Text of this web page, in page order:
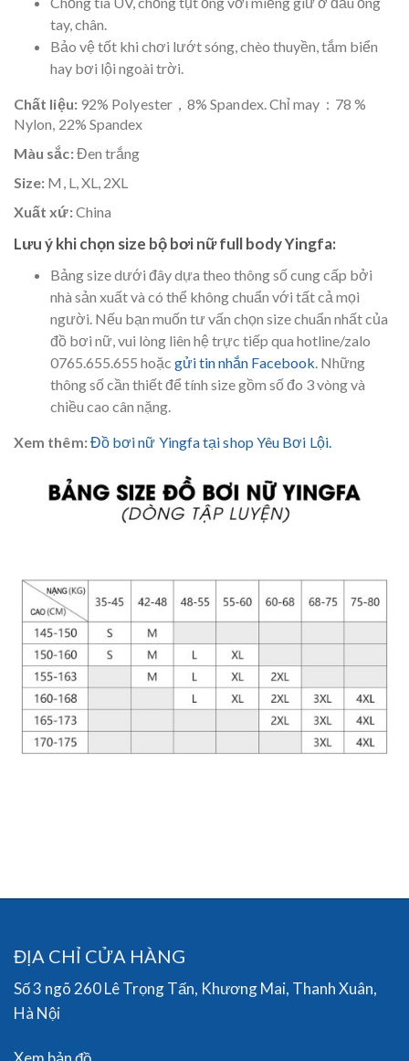
tay, chân.
Bảo vệ tốt khi chơi lướt sóng, chèo thuyền, tắm biển
hay bơi lội ngoài trời.
Chất liệu:92% Polyester，8% Spandex. Chỉ may：78 %
Nylon, 22% Spandex
Màu sắc:Đen trắng
Size: M, L, XL, 2XL
Xuất xứ:China
Lưu ý khi chọn size bộ bơi nữ full body Yingfa:
Bảng size dưới đây dựa theo thông số cung cấp bởi
nhà sản xuất và có thể không chuẩn với tất cả mọi
người. Nếu bạn muốn tư vấn chọn size chuẩn nhất của
đồ bơi nữ, vui lòng liên hệ trực tiếp qua hotline/zalo
0765.655.655 hoặc gửi tin nhắn Facebook . Những
thông số cần thiết để tính size gồm số đo 3 vòng và
chiều cao cân nặng.
Xem thêm:Đồ bơi nữ Yingfa tại shop Yêu Bơi Lội.
ĐỊA CHỈ CỬA HÀNG
Số 3 ngõ 260 Lê Trọng Tấn, Khương Mai, Thanh Xuân,
Hà Nội